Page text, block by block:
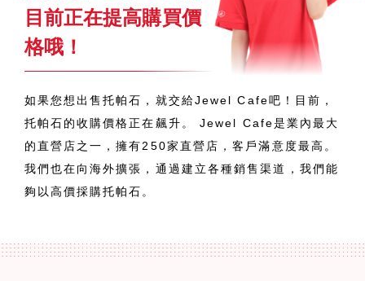
目前正在提高購買價
格哦！
如果您想出售托帕石，就交給Jewel Cafe吧！目前，
托帕石的收購價格正在飆升。 Jewel Cafe是業內最大
的直營店之一，擁有250家直營店，客戶滿意度最高。
我們也在向海外擴張，通過建立各種銷售渠道，我們能
夠以高價採購托帕石。